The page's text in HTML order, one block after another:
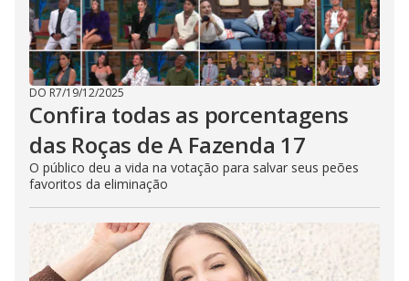
DO R7/19/12/2025
Confira todas as porcentagens
das Roças de A Fazenda 17
O público deu a vida na votação para salvar seus peões
favoritos da eliminação